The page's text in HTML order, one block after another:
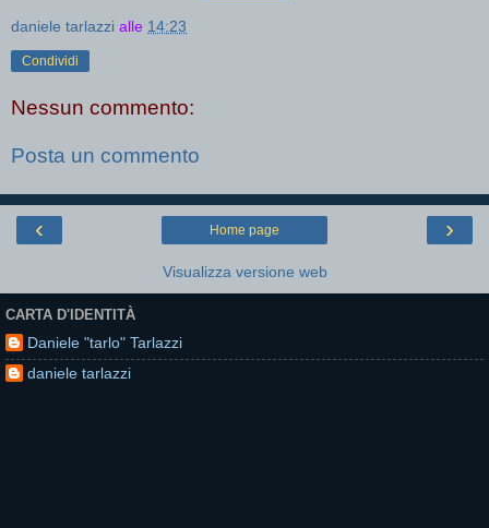
daniele tarlazzi alle 14:23
Condividi
Nessun commento:
Posta un commento
‹ ›
Home page
Visualizza versione web
CARTA D'IDENTITÀ
Daniele "tarlo" Tarlazzi
daniele tarlazzi